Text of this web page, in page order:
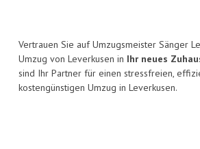
Vertrauen Sie auf Umzugsmeister Sänger
Umzug von Leverkusen in Ihr neues
sind Ihr Partner für einen stressfreien,
kostengünstigen Umzug in Leverkusen.